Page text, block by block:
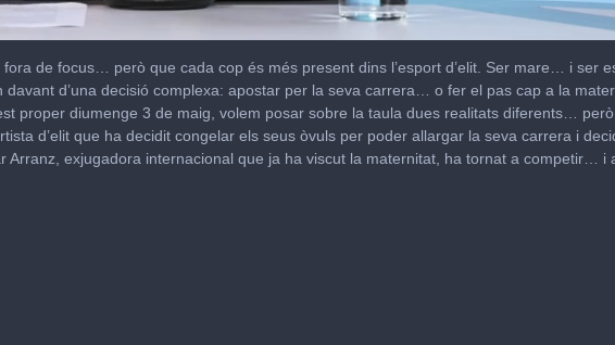
de focus… però que cada cop és més present dins l’esport d’elit. Ser mare… i ser
d’una decisió complexa: apostar per la seva carrera… o fer el pas cap a la
proper diumenge 3 de maig, volem posar sobre la taula dues realitats diferents…
d’elit que ha decidit congelar els seus òvuls per poder allargar la seva carrera i
Arranz, exjugadora internacional que ja ha viscut la maternitat, ha tornat a competir… i